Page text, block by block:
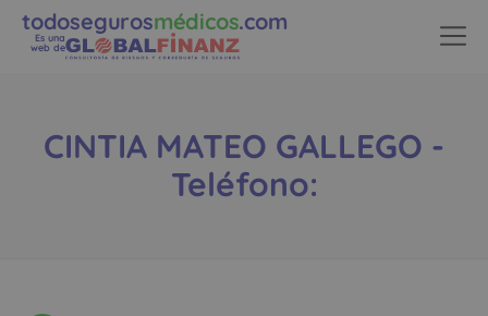
todosegurosmédicos.com
Es una
web de
CINTIA MATEO GALLEGO -
Teléfono: